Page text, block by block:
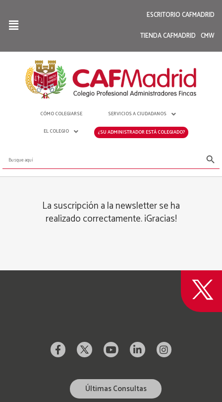
ESCRITORIO CAFMADRID
TIENDA CAFMADRID CMW
CÓMO COLEGIARSE SERVICIOS A CIUDADANOS
EL COLEGIO ¿SU ADMINISTRADOR ESTÁ COLEGIADO?
La suscripción a la newsletter se ha
realizado correctamente. ¡Gracias!
Últimas Consultas